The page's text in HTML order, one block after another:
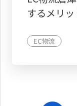
するメリ
EC物流